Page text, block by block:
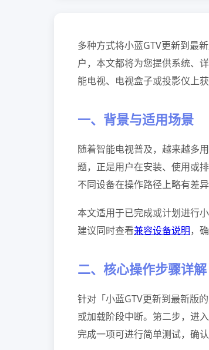
多种方式将小蓝GTV更新到最
户，本文都将为您提供系统、
能电视、电视盒子或投影仪上
一、背景与适用场景
随着智能电视普及，越来越多
题，正是用户在安装、使用或
不同设备在操作路径上略有差
本文适用于已完成或计划进行
建议同时查看兼容设备说明，
二、核心操作步骤详解
针对「小蓝GTV更新到最新版
或加载阶段中断。第二步，进
完成一项可进行简单测试，确